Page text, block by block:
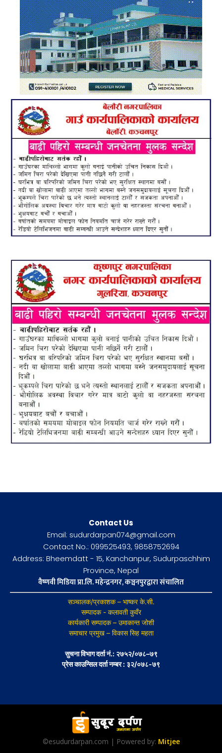
Contact Us
Email: sudurdarpan074@gmail.com
Contact No.: 099525493, 9858752694
Address: Bheemdatt - 15, Kanchanpur, Sudurpaschhim
Province, Nepal
वैष्णवी मिडिया प्रा.लि. महेन्द्रनगर, कञ्चनपुरद्वारा संचालित
सञ्चालक/प्रकाशक – भाष्कर के.सी.
सम्पादक - कलावती कुवँर
कार्यकारी सम्पादक – उमाकान्त जोशी
समाचार प्रमुख – विकास सिह महता
सुचना विभाग दर्ता नं.: २७५२/०७८–७९
प्रेस काउन्सिल दर्ता नम्बर : ३२/०७८-७९
©esudurdarpan.com | Powered by: Mitjee